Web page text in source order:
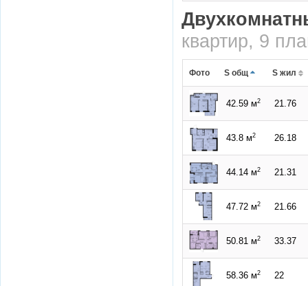
квартир, 9
Фото S общ S жил
42.59 м2 21.76
43.8 м2 26.18
44.14 м2 21.31
47.72 м2 21.66
50.81 м2 33.37
58.36 м2 22